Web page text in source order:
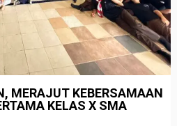
MERAJUT KEBERSAMAAN
KELAS X SMA